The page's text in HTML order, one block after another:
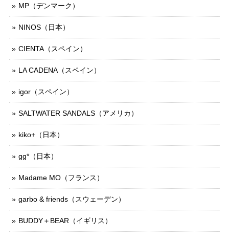
MP（デンマーク）
NINOS（日本）
CIENTA（スペイン）
LA CADENA（スペイン）
igor（スペイン）
SALTWATER SANDALS（アメリカ）
kiko+（日本）
gg*（日本）
Madame MO（フランス）
garbo & friends（スウェーデン）
BUDDY＋BEAR（イギリス）